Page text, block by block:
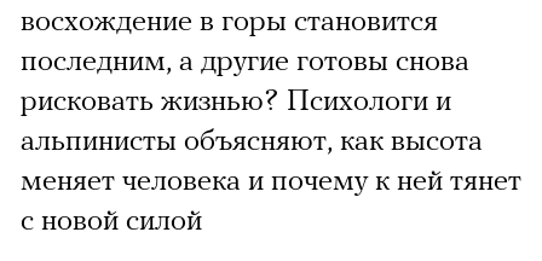
восхождение в горы становится
последним, а другие готовы снова
рисковать жизнью? Психологи и
альпинисты объясняют, как высота
меняет человека и почему к ней тянет
с новой силой